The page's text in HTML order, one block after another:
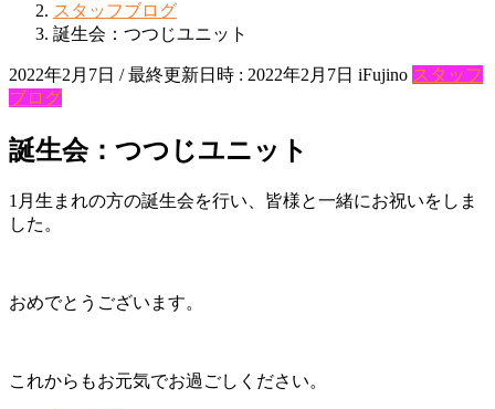
スタッフブログ
誕生会：つつじユニット
2022年2月7日 / 最終更新日時 : 2022年2月7日 iFujino スタッフ
ブログ
誕生会：つつじユニット
1月生まれの方の誕生会を行い、皆様と一緒にお祝いをしま
した。
おめでとうございます。
これからもお元気でお過ごしください。